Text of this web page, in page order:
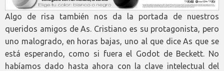
Algo de risa también nos da la portada de nuestros
queridos amigos de As. Cristiano es su protagonista, pero
uno malogrado, en horas bajas, uno al que dice As que se
está esperando, como si fuera el Godot de Beckett. No
habíamos dado hasta ahora con la clave intelectual del